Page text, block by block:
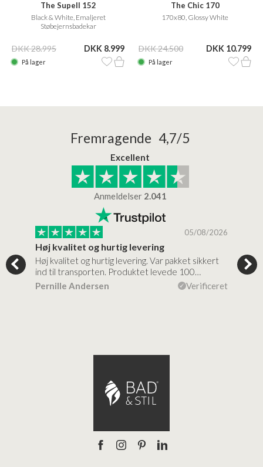
The Supell 152
Black & White, Emaljeret
Støbejernsbadekar
DKK 28.995 DKK 8.999
På lager
The Chic 170
170x80, Glossy White
DKK 24.500 DKK 10.799
På lager
Fremragende 4,7/5
Excellent
Anmeldelser 2.041
05/08/2026
Høj kvalitet og hurtig levering
Høj kvalitet og hurtig levering. Var pakket sikkert
ind til transporten. Produktet levede 100…
Pernille Andersen
Verificeret